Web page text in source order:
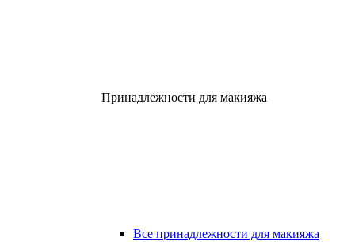
Принадлежности для макияжа
Все принадлежности для макияжа